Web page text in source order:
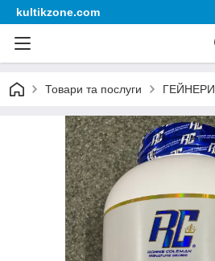
kultikzone.com
Товари та послуги ГЕЙНЕРИ